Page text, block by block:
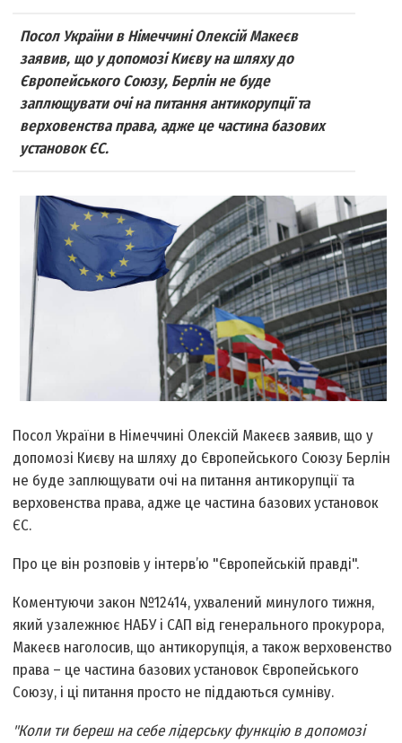
Посол України в Німеччині Олексій Макеєв
заявив, що у допомозі Києву на шляху до
Європейського Союзу, Берлін не буде
заплющувати очі на питання антикорупції та
верховенства права, адже це частина базових
установок ЄС.
Посол України в Німеччині Олексій Макеєв заявив, що у
допомозі Києву на шляху до Європейського Союзу Берлін
не буде заплющувати очі на питання антикорупції та
верховенства права, адже це частина базових установок
ЄС.
Про це він розповів у інтерв’ю "Європейській правді".
Коментуючи закон №12414, ухвалений минулого тижня,
який узалежнює НАБУ і САП від генерального прокурора,
Макеєв наголосив, що антикорупція, а також верховенство
права – це частина базових установок Європейського
Союзу, і ці питання просто не піддаються сумніву.
"Коли ти береш на себе лідерську функцію в допомозі